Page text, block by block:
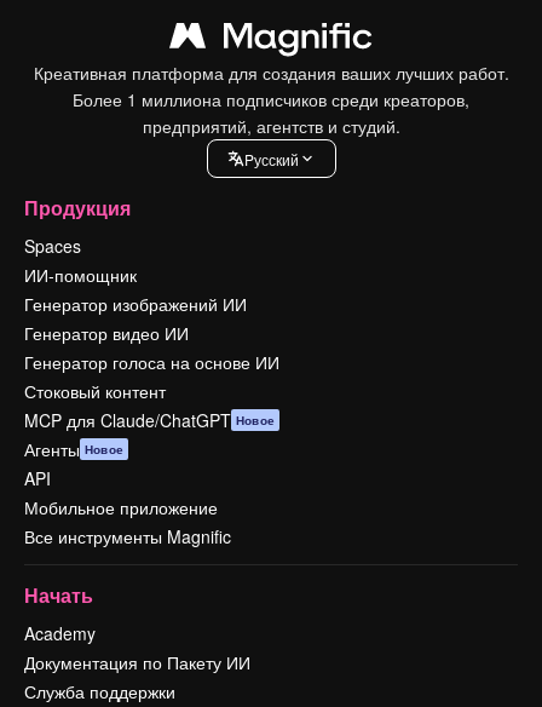
Креативная платформа для создания ваших лучших работ.
Более 1 миллиона подписчиков среди креаторов,
предприятий, агентств и студий.
Pусский
Продукция
Spaces
ИИ-помощник
Генератор изображений ИИ
Генератор видео ИИ
Генератор голоса на основе ИИ
Стоковый контент
MCP для Claude/ChatGPT Новое
Агенты Новое
API
Мобильное приложение
Все инструменты Magnific
Начать
Academy
Документация по Пакету ИИ
Служба поддержки